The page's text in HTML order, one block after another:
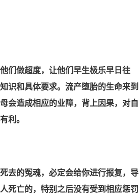
们做超度，让他们早生极乐早日往
识和具体要求。流产堕胎的生命来到
会造成相应的业障，背上因果，对自
利。
的冤魂，必定会给你进行报复，导
死亡的，特别之后没有受到相应惩罚